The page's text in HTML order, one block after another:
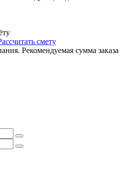
смету
Рекомендуемая сумма заказа